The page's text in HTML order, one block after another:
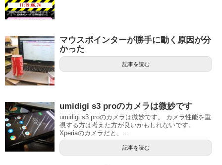
マウスポインターが勝手に動く原因が分
かった
記事を読む
umidigi s3 proのカメラは微妙です
umidigi s3 proのカメラは微妙です。 カメラ性能を重
視する方は考えた方が良いかもしれないです。
Xperiaのカメラだと、...
記事を読む